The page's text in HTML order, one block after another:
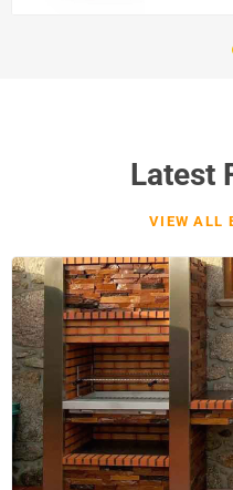
Latest
VIEW ALL